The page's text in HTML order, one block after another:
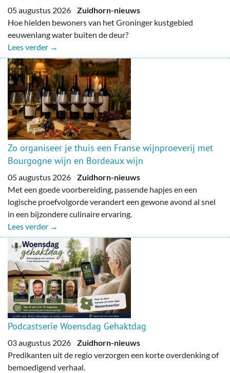
05 augustus 2026 Zuidhorn-nieuws
Hoe hielden bewoners van het Groninger kustgebied
eeuwenlang water buiten de deur?
Lees verder →
Zo organiseer je thuis een Franse wijnproeverij met
Bourgogne wijn en Bordeaux wijn
05 augustus 2026 Zuidhorn-nieuws
Met een goede voorbereiding, passende hapjes en een
logische proefvolgorde verandert een gewone avond al snel
in een bijzondere culinaire ervaring.
Lees verder →
Podcastserie Woensdag Gehaktdag
03 augustus 2026 Zuidhorn-nieuws
Predikanten uit de regio verzorgen een korte overdenking of
bemoedigend verhaal.